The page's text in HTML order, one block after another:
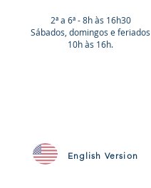
English Version
2ª a 6ª - 8h às 16h30
Sábados, domingos e feriados
10h às 16h.